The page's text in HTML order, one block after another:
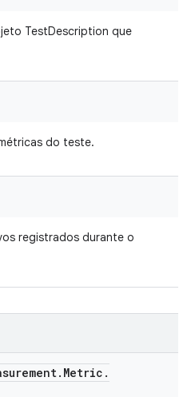
TestDescription que
do teste.
registrados durante o
. Metric .